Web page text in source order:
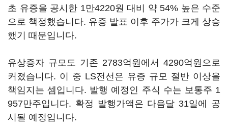
초 유증을 공시한 1만4220원 대비 약 54% 높은 수준
으로 책정했습니다. 유증 발표 이후 주가가 크게 상승
했기 때문입니다.
유상증자 규모도 기존 2783억원에서 4290억원으로
커졌습니다. 이 중 LS전선은 유증 규모 절반 이상을
책임지는 셈입니다. 발행 예정인 주식 수는 보통주 1
957만주입니다. 확정 발행가액은 다음달 31일에 공
시될 예정입니다.